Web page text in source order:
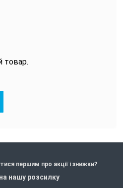
товар.
першим про акції і знижки?
нашу розсилку